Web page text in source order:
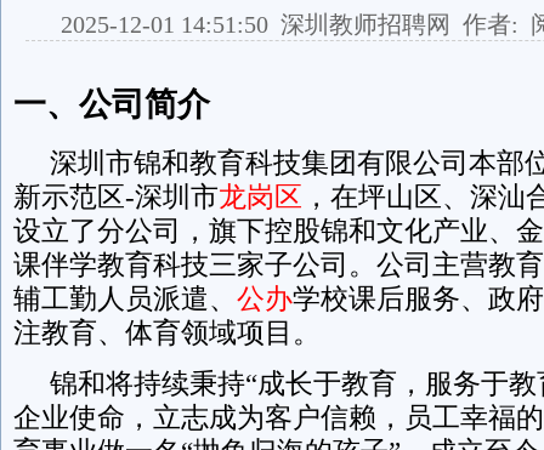
2025-12-01 14:51:50 深圳教师招聘网 作者:
一、公司简介
深圳市锦和教育科技集团有限公司本部
新示范区-深圳市龙岗区 ，在坪山区、深汕
设立了分公司，旗下控股锦和文化产业、
课伴学教育科技三家子公司。公司主营教
辅工勤人员派遣、 公办学校课后服务、政
注教育、体育领域项目。
锦和将持续秉持“成长于教育，服务于教
企业使命，立志成为客户信赖，员工幸福